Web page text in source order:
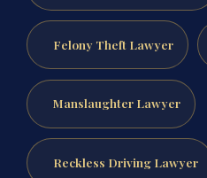
Felony Theft Lawyer
Manslaughter Lawyer
Reckless Driving Lawyer